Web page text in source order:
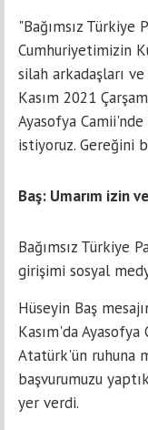
"Bağımsız
Cumhuriyetimizin
silah arkadaşları
Kasım 2021
Ayasofya
istiyoruz. Gereğini
Baş: Umarım izin
Bağımsız Türkiye
girişimi sosyal
Hüseyin Baş
Kasım'da
Atatürk'ün ruhuna
başvurumuzu
yer verdi.